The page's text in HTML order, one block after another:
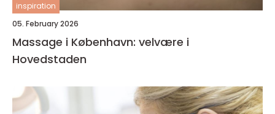
inspiration
05. February 2026
Massage i København: velvære i
Hovedstaden